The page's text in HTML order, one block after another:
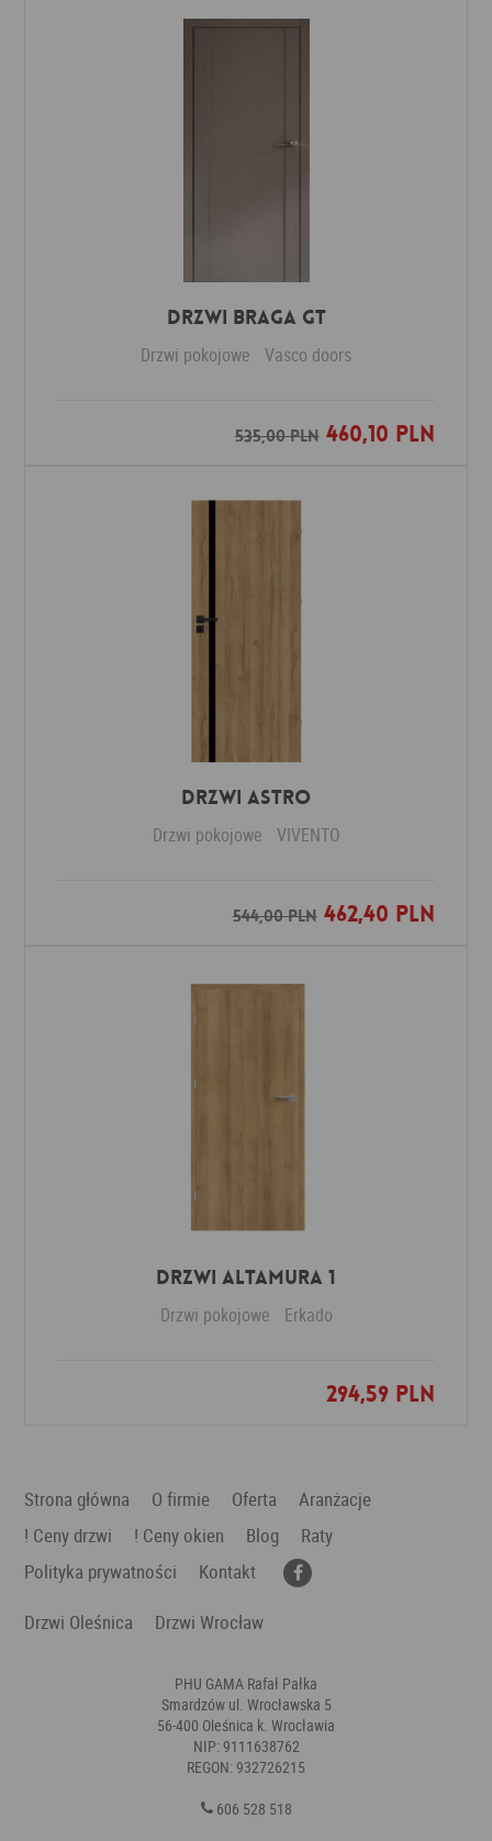
Drzwi Braga GT
Drzwi pokojowe Vasco doors
535,00 PLN460,10 PLN
Dodaj do ulubionych
Drzwi ASTRO
Drzwi pokojowe VIVENTO
544,00 PLN462,40 PLN
Dodaj do ulubionych
Drzwi Altamura 1
Drzwi pokojowe Erkado
294,59 PLN
Dodaj do ulubionych
Strona główna O firmie Oferta
Aranżacje
! Ceny drzwi
! Ceny okien Blog
Raty
Polityka prywatności
Kontakt
Drzwi Oleśnica
Drzwi Wrocław
PHU GAMA Rafał Pałka
Smardzów ul. Wrocławska 5
56-400 Oleśnica k. Wrocławia
NIP: 9111638762
REGON: 932726215
606 528 518